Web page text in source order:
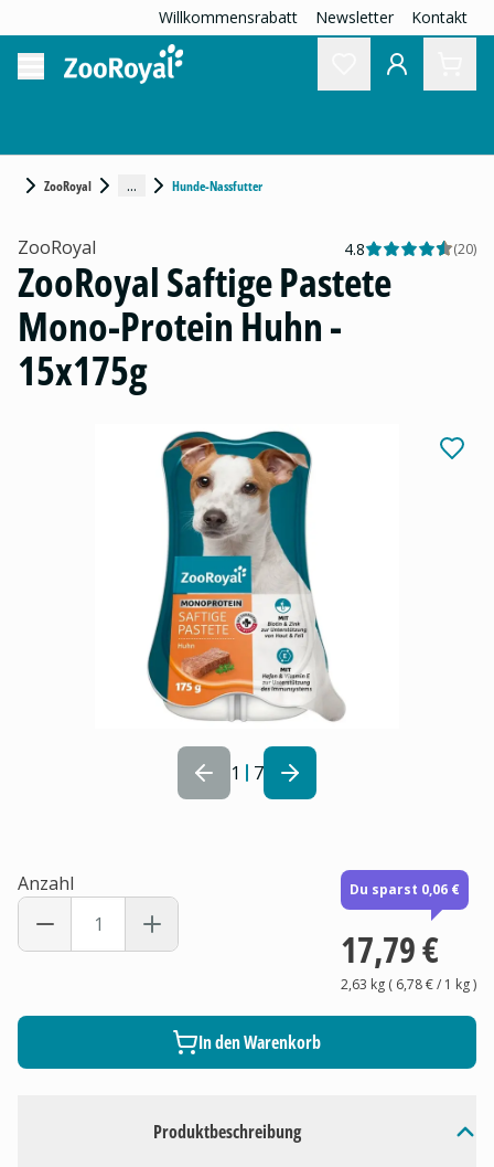
Willkommensrabatt Newsletter Kontakt
ZooRoyal ... Hunde-Nassfutter
1 7
Produktbeschreibung
ZooRoyal 4.8 (20)
ZooRoyal Saftige Pastete
Mono-Protein Huhn -
15x175g
Anzahl Du sparst 0,06 €
17,79 €
2,63 kg( 6,78 €/ 1 kg)
In den Warenkorb